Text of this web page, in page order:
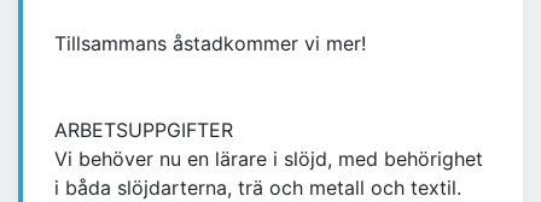
Tillsammans åstadkommer vi mer!
ARBETSUPPGIFTER
Vi behöver nu en lärare i slöjd, med behörighet
i båda slöjdarterna, trä och metall och textil.